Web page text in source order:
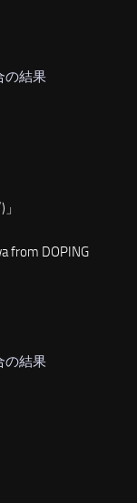
の結果
from DOPING
の結果